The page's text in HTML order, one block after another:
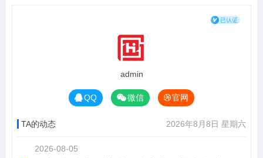
admin
QQ 微信 官网
TA的动态 2026年8月8日 星期六
2026-08-05